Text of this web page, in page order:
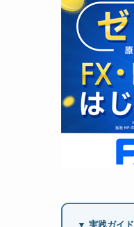
▼ 実践ガイド